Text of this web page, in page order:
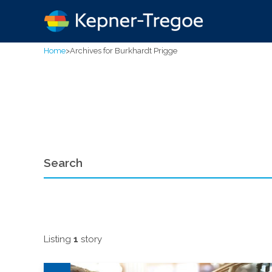
Home>Archives for Burkhardt Prigge
Listing 1 story